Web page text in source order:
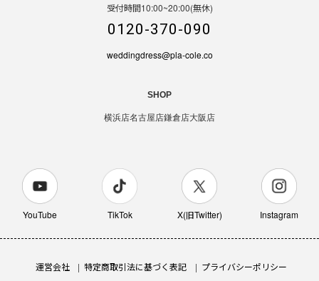
受付時間10:00~20:00(無休)
0120-370-090
weddingdress@pla-cole.co
SHOP
横浜店名古屋店鎌倉店大阪店
YouTube TikTok X(旧Twitter) Instagram
運営会社 特定商取引法に基づく表記 プライバシーポリシー